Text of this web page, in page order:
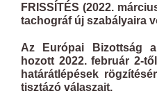
FRISSÍTÉS (2022.
tachográf új szabályaira
Az Európai Bizottság
hozott 2022. február 2-
határátlépések
tisztázó válaszait.